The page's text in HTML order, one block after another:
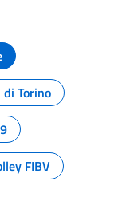
di Torino
FIBV